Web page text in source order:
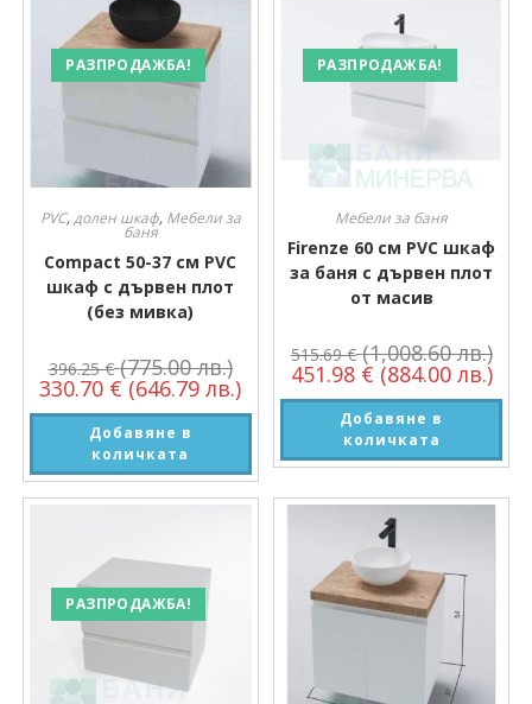
РАЗПРОДАЖБА!
PVC,долен шкаф, Мебели за
баня
Compact 50-37 см PVC
шкаф с дървен плот
(без мивка)
396.25€ (775.00 лв.)
330.70 € (646.79 лв.)
Добавяне в
количката
РАЗПРОДАЖБА!
Мебели за баня
Firenze 60 см PVC шкаф
за баня с дървен плот
от масив
515.69€ (1,008.60 лв.)
451.98 € (884.00 лв.)
Добавяне в
количката
РАЗПРОДАЖБА!